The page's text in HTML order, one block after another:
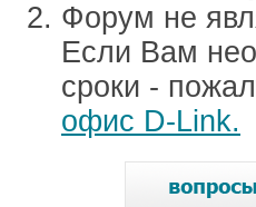
Форум не
Если Вам
сроки -
офис D-Link.